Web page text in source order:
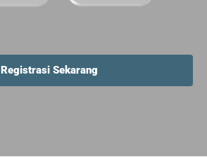
Registrasi Sekarang